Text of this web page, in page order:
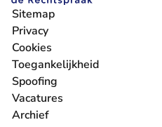
Sitemap
Privacy
Cookies
Toegankelijkheid
Spoofing
Vacatures
- U verlaat Rechtspraak.nl
Archief